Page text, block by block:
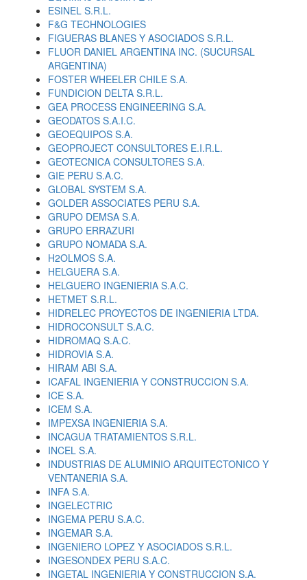
ESINEL S.R.L.
F&G TECHNOLOGIES
FIGUERAS BLANES Y ASOCIADOS S.R.L.
FLUOR DANIEL ARGENTINA INC. (SUCURSAL
ARGENTINA)
FOSTER WHEELER CHILE S.A.
FUNDICION DELTA S.R.L.
GEA PROCESS ENGINEERING S.A.
GEODATOS S.A.I.C.
GEOEQUIPOS S.A.
GEOPROJECT CONSULTORES E.I.R.L.
GEOTECNICA CONSULTORES S.A.
GIE PERU S.A.C.
GLOBAL SYSTEM S.A.
GOLDER ASSOCIATES PERU S.A.
GRUPO DEMSA S.A.
GRUPO ERRAZURI
GRUPO NOMADA S.A.
H2OLMOS S.A.
HELGUERA S.A.
HELGUERO INGENIERIA S.A.C.
HETMET S.R.L.
HIDRELEC PROYECTOS DE INGENIERIA LTDA.
HIDROCONSULT S.A.C.
HIDROMAQ S.A.C.
HIDROVIA S.A.
HIRAM ABI S.A.
ICAFAL INGENIERIA Y CONSTRUCCION S.A.
ICE S.A.
ICEM S.A.
IMPEXSA INGENIERIA S.A.
INCAGUA TRATAMIENTOS S.R.L.
INCEL S.A.
INDUSTRIAS DE ALUMINIO ARQUITECTONICO Y
VENTANERIA S.A.
INFA S.A.
INGELECTRIC
INGEMA PERU S.A.C.
INGEMAR S.A.
INGENIERO LOPEZ Y ASOCIADOS S.R.L.
INGESONDEX PERU S.A.C.
INGETAL INGENIERIA Y CONSTRUCCION S.A.